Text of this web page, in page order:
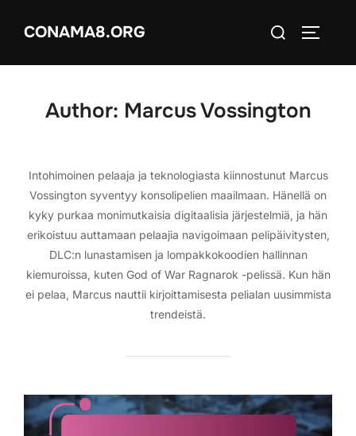
CONAMA8.ORG
Search
Author: Marcus Vossington
Intohimoinen pelaaja ja teknologiasta kiinnostunut Marcus
Vossington syventyy konsolipelien maailmaan. Hänellä on
kyky purkaa monimutkaisia digitaalisia järjestelmiä, ja hän
erikoistuu auttamaan pelaajia navigoimaan pelipäivitysten,
DLC:n lunastamisen ja lompakkokoodien hallinnan
kiemuroissa, kuten God of War Ragnarok -pelissä. Kun hän
ei pelaa, Marcus nauttii kirjoittamisesta pelialan uusimmista
trendeistä.